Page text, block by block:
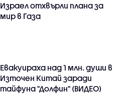
Израел отхвърли плана за
мир в Газа
Евакуираха над 1 млн. души в
Източен Китай заради
тайфуна "Долфин" (ВИДЕО)